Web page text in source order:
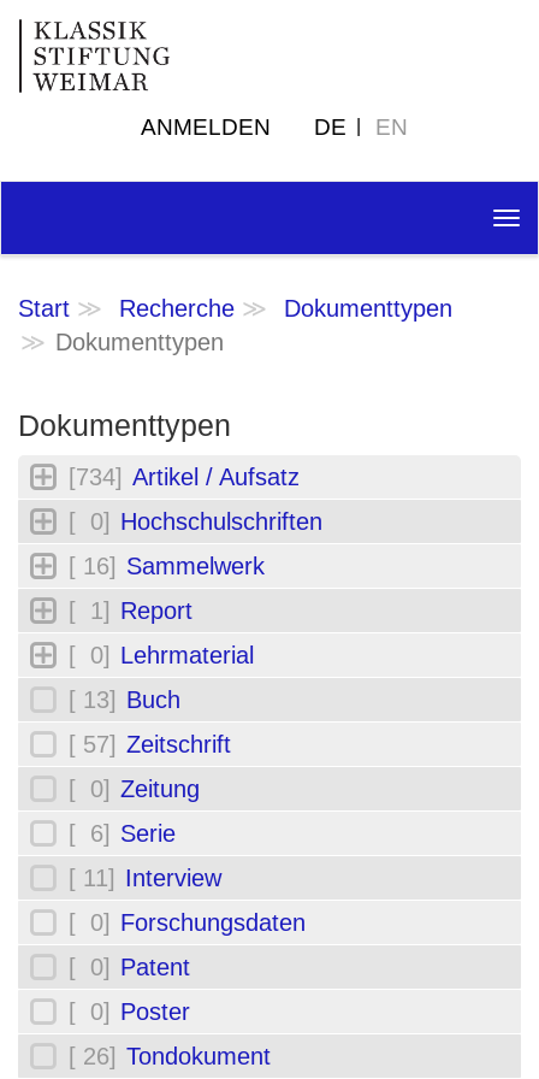
ANMELDEN DE EN
Start Recherche
Dokumenttypen
Dokumenttypen
Dokumenttypen
[734] Artikel / Aufsatz
[ 0] Hochschulschriften
[ 16] Sammelwerk
[ 1] Report
[ 0] Lehrmaterial
[ 13] Buch
[ 57] Zeitschrift
[ 0] Zeitung
[ 6] Serie
[ 11] Interview
[ 0] Forschungsdaten
[ 0] Patent
[ 0] Poster
[ 26] Tondokument